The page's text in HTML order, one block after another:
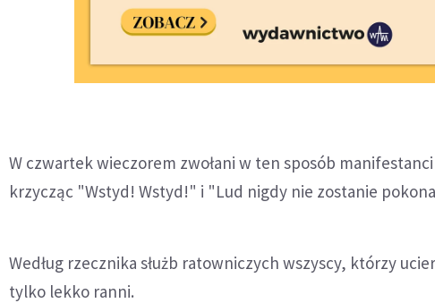
W czwartek wieczorem zwołani w ten sposób
krzycząc "Wstyd! Wstyd!" i "Lud nigdy nie zostanie
Według rzecznika służb ratowniczych wszyscy, którzy
tylko lekko ranni.